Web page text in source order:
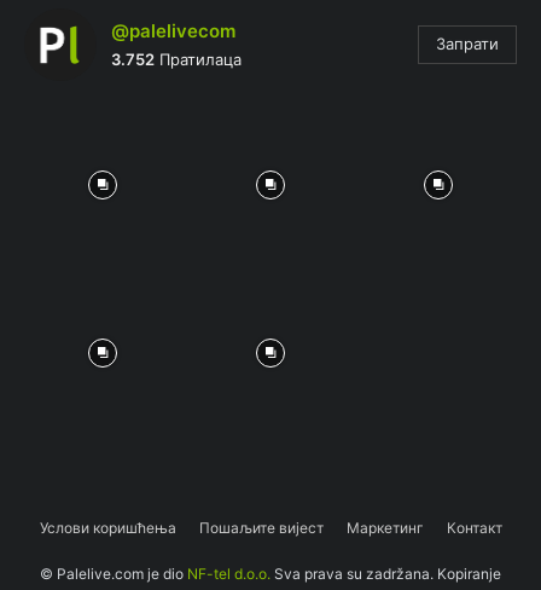
@palelivecom
3.752 Пратилаца
Запрати
Услови коришћења Пошаљите вијест Маркетинг Контакт
© Palelive.com je dio NF-tel d.o.o. Sva prava su zadržana. Kopiranje